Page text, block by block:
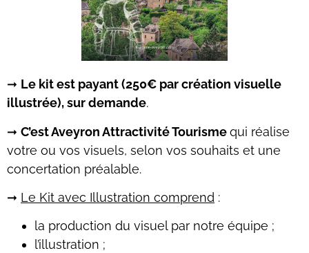
➞ Le kit est payant (250€ par création visuelle
illustrée), sur demande.
➞ C’est Aveyron Attractivité Tourismequi réalise
votre ou vos visuels, selon vos souhaits et une
concertation préalable.
➞ Le Kit avec Illustration comprend :
la production du visuel par notre équipe ;
l’illustration ;